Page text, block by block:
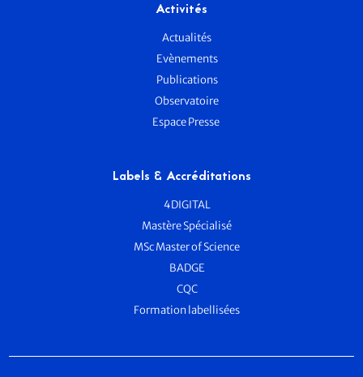
Activités
Actualités
Evènements
Publications
Observatoire
Espace Presse
Labels & Accréditations
4DIGITAL
Mastère Spécialisé
MSc Master of Science
BADGE
CQC
Formation labellisées